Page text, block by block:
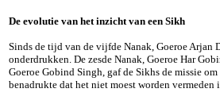
De evolutie van het inzicht van een Sikh
Sinds de tijd van de vijfde Nanak, Goeroe Arjan
onderdrukken. De zesde Nanak, Goeroe Har
Goeroe Gobind Singh, gaf de Sikhs de missie
benadrukte dat het niet moest worden